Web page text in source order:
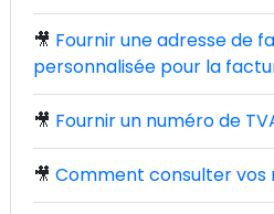
🎥 Fournir une adresse de
personnalisée pour la
🎥 Fournir un numéro de
🎥 Comment consulter vos